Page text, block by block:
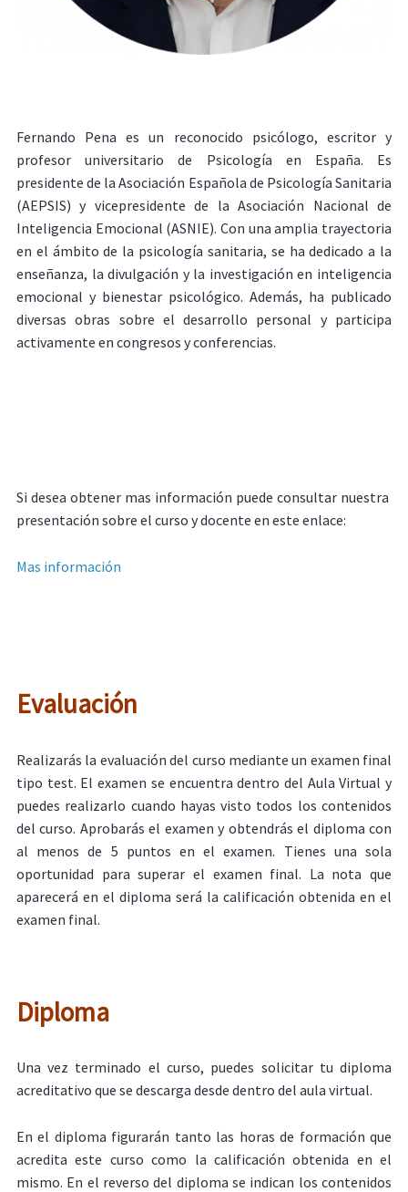
Fernando Pena es un reconocido psicólogo, escritor y
profesor universitario de Psicología en España. Es
presidente de la Asociación Española de Psicología Sanitaria
(AEPSIS) y vicepresidente de la Asociación Nacional de
Inteligencia Emocional (ASNIE). Con una amplia trayectoria
en el ámbito de la psicología sanitaria, se ha dedicado a la
enseñanza, la divulgación y la investigación en inteligencia
emocional y bienestar psicológico. Además, ha publicado
diversas obras sobre el desarrollo personal y participa
activamente en congresos y conferencias.
Si desea obtener mas información puede consultar nuestra
presentación sobre el curso y docente en este enlace:
Mas información
Evaluación
Realizarás la evaluación del curso mediante un examen final
tipo test. El examen se encuentra dentro del Aula Virtual y
puedes realizarlo cuando hayas visto todos los contenidos
del curso. Aprobarás el examen y obtendrás el diploma con
al menos de 5 puntos en el examen. Tienes una sola
oportunidad para superar el examen final. La nota que
aparecerá en el diploma será la calificación obtenida en el
examen final.
Diploma
Una vez terminado el curso, puedes solicitar tu diploma
acreditativo que se descarga desde dentro del aula virtual.
En el diploma figurarán tanto las horas de formación que
acredita este curso como la calificación obtenida en el
mismo. En el reverso del diploma se indican los contenidos